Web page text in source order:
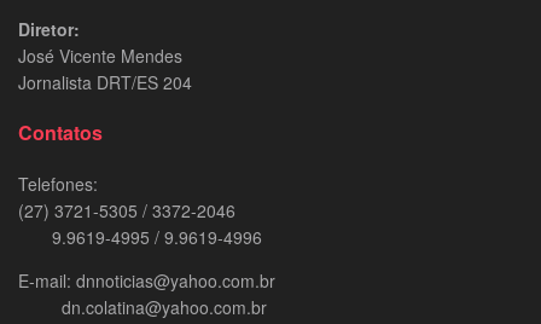
Diretor:
José Vicente Mendes
Jornalista DRT/ES 204
Contatos
Telefones:
(27) 3721-5305 / 3372-2046
9.9619-4995 / 9.9619-4996
E-mail: dnnoticias@yahoo.com.br
dn.colatina@yahoo.com.br